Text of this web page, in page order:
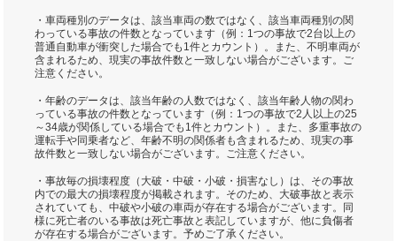
・車両種別のデータは、該当車両の数ではなく、該当車両種別の関
わっている事故の件数となっています（例：1つの事故で2台以上の
普通自動車が衝突した場合でも1件とカウント）。また、不明車両が
含まれるため、現実の事故件数と一致しない場合がございます。ご
注意ください。
・年齢のデータは、該当年齢の人数ではなく、該当年齢人物の関わ
っている事故の件数となっています（例：1つの事故で2人以上の25
～34歳が関係している場合でも1件とカウント）。また、多重事故の
運転手や同乗者など、年齢不明の関係者も含まれるため、現実の事
故件数と一致しない場合がございます。ご注意ください。
・事故毎の損壊程度（大破・中破・小破・損害なし）は、その事故
内での最大の損壊程度が掲載されます。そのため、大破事故と表示
されていても、中破や小破の車両が存在する場合がございます。同
様に死亡者のいる事故は死亡事故と表記していますが、他に負傷者
が存在する場合がございます。予めご了承ください。